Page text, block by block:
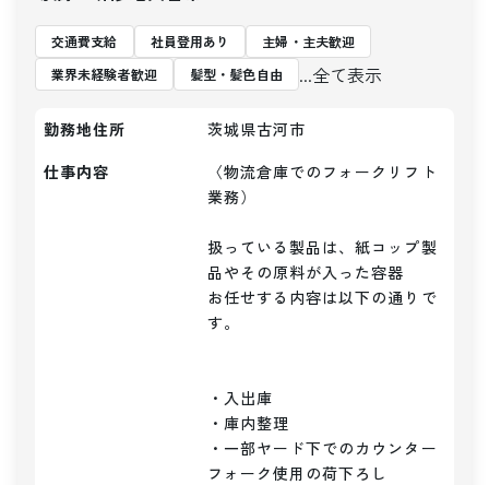
交通費支給 社員登用あり
主婦・主夫歓迎
業界未経験者歓迎
髪型・髪色自由 ...全て表示
勤務地住所
茨城県古河市
仕事内容
〈物流倉庫でのフォークリフト
業務）
扱っている製品は、紙コップ製
品やその原料が入った容器
お任せする内容は以下の通りで
す。
・入出庫
・庫内整理
・一部ヤード下でのカウンター
フォーク使用の荷下ろし